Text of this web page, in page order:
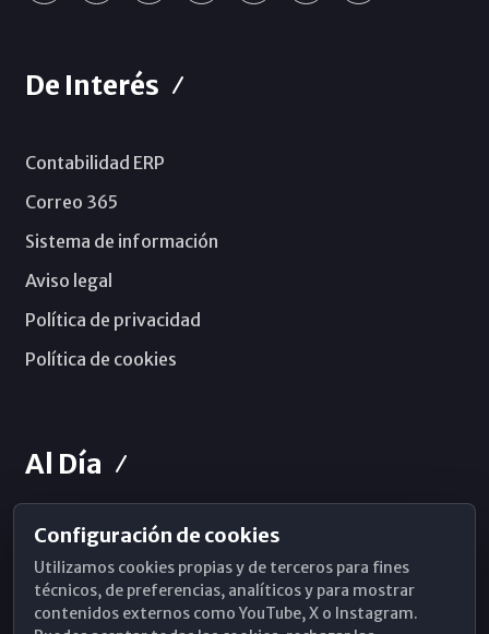
De Interés
Contabilidad ERP
Correo 365
Sistema de información
Aviso legal
Política de privacidad
Política de cookies
Al Día
Horarios de Misa
Hemeroteca
WhatsApp
Configuración de cookies
Utilizamos cookies propias y de terceros para fines
técnicos, de preferencias, analíticos y para mostrar
contenidos externos como YouTube, X o Instagram.